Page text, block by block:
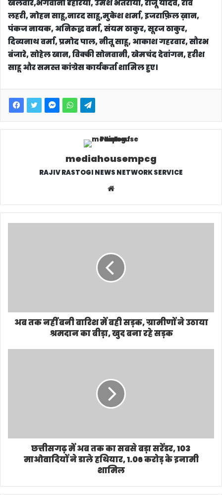
खेलवार,भगवानी डहरिया, उमेश भतरीया, राजू यादव, रवि
लहरी, मोहन साहू,नारद साहू,मुकेश शर्मा, इजराफ़िल ख़ान,
पंकज नायक, अनिरुद्ध वर्मा, संयम ठाकुर, सूरज ठाकुर,
दिव्यनाथ वर्मा, प्रमोद पाल, नीतू साहू, आकाश गहरवार, सौरभ
बंजारे, सोहेल खान, विक्की सोनवानी, खेमचंद देवांगन, हरीश
साहू और समस्त कांग्रेस कार्यकर्ता शामिल हुए।
mediahousempcg
RAJIV RASTOGI NEWS NETWORK SERVICE
b
s
e
अब तक नहीं बनी बारिश में बही सड़क, ग्रामीणों ने उठाया
श्रमदान का बीड़ा, खुद बना रहे सड़क
छत्तीसगढ़ में अब तक का सबसे बड़ा सरेंडर, 103
माओवादियों ने डाले हथियार, 1.06 करोड़ के इनामी
शामिल